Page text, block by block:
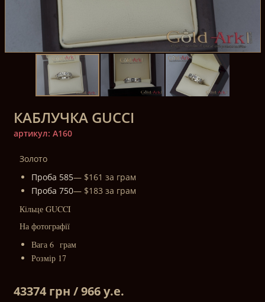
КАБЛУЧКА GUCCI
артикул: A160
Золото
Проба 585— $161 за грам
Проба 750— $183 за грам
Кільце GUCCI
На фотографії
Вага 6 грам
Розмір 17
43374 грн / 966 у.е.